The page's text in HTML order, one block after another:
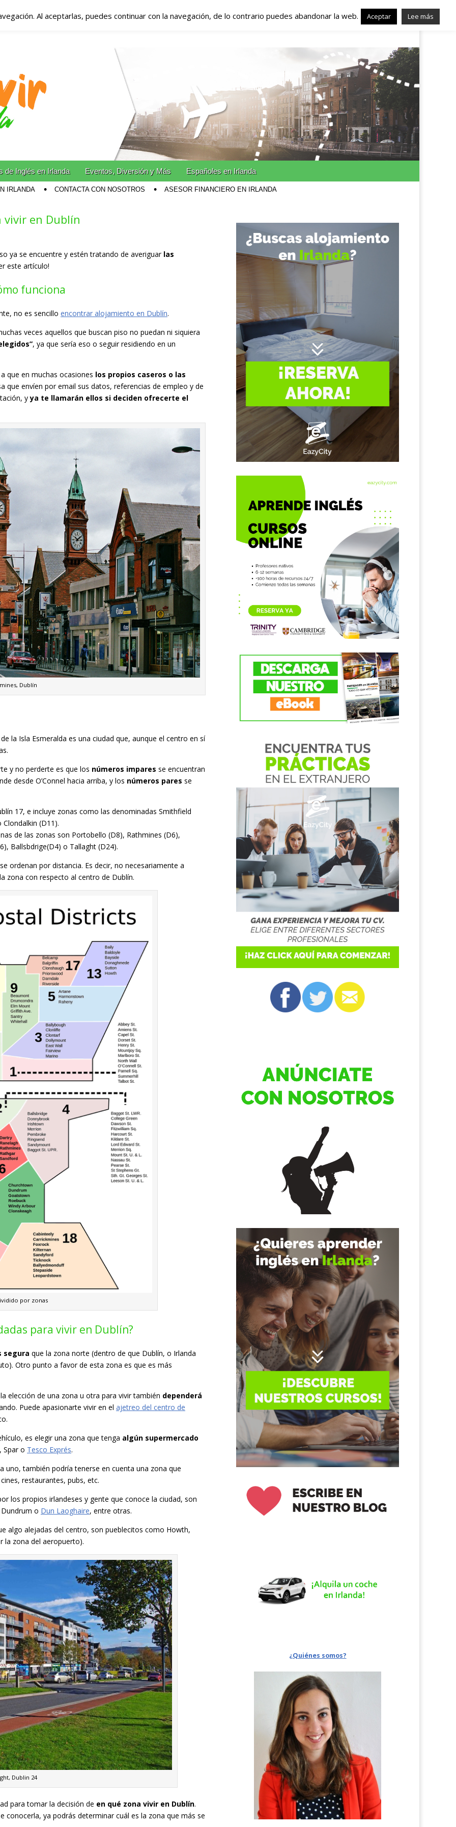
– Vivir en Irlanda – Trabajo en
en Irlanda
Irlanda!
de Inglés en Irlanda Eventos, Diversión y Más Españoles en Irlanda
IRLANDA CONTACTA CON NOSOTROS ASESOR FINANCIERO EN IRLANDA
en Dublín
ya se encuentre y estén tratando de averiguar las
este artículo!
funciona
no es sencillo encontrar alojamiento en Dublín.
veces aquellos que buscan piso no puedan ni siquiera
, ya que sería eso o seguir residiendo en un
que en muchas ocasiones los propios caseros o las
que envíen por email sus datos, referencias de empleo y de
yya te llamarán ellos si deciden ofrecerte el
Dublín
la Isla Esmeralda es una ciudad que, aunque el centro en sí
y no perderte es que los números impares se encuentran
desde O’Connel hacia arriba, y los números pares se
17, e incluye zonas como las denominadas Smithfield
(D11).
de las zonas son Portobello (D8), Rathmines (D6),
Ballsbdrige(D4) o Tallaght (D24).
ordenan por distancia. Es decir, no necesariamente a
zona con respecto al centro de Dublín.
por zonas
para vivir en Dublín?
segura que la zona norte (dentro de que Dublín, o Irlanda
Otro punto a favor de esta zona es que es más
elección de una zona u otra para vivir también dependerá
Puede apasionarte vivir en el ajetreo del centro de
es elegir una zona que tenga algún supermercado
Spar o Tesco Exprés.
uno, también podría tenerse en cuenta una zona que
restaurantes, pubs, etc.
los propios irlandeses y gente que conoce la ciudad, son
o Dun Laoghaire, entre otras.
algo alejadas del centro, son pueblecitos como Howth,
la zona del aeropuerto).
Dublin 24
para tomar la decisión de en qué zona vivir en Dublín.
conocerla, ya podrás determinar cuál es la zona que más se
¿Quiénes somos?
Al aceptarlas, puedes continuar con la navegación, de lo contrario puedes abandonar la web. Aceptar Lee más